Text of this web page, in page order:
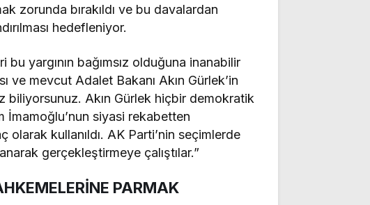
zorunda bırakıldı ve bu davalardan
hedefleniyor.
yargının bağımsız olduğuna inanabilir
ve mevcut Adalet Bakanı Akın Gürlek’in
biliyorsunuz. Akın Gürlek hiçbir demokratik
İmamoğlu’nun siyasi rekabetten
olarak kullanıldı. AK Parti’nin seçimlerde
gerçekleştirmeye çalıştılar.”
PARMAK